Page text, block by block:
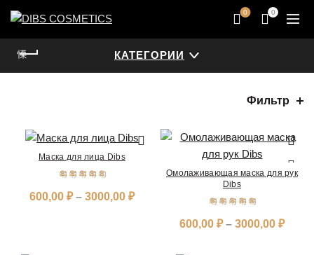
0 0
КАТЕГОРИИ
Фильтр
ВЫБЕРИТЕ
Маска для лица Dibs
600,00 ₽– 3000,00 ₽
ВЫБЕРИТЕ
Омолаживающая маска для рук
Dibs
600,00 ₽– 3000,00 ₽